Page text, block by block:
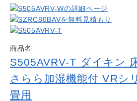
商品名
S505AVRV-T ダイキン
さらら加湿機能付 VRシ
畳用